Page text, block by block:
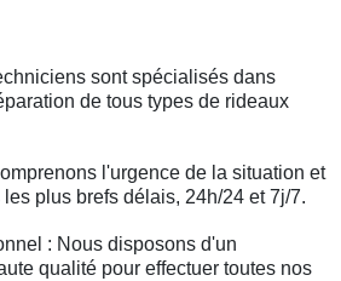
sont spécialisés dans
de tous types de rideaux
l'urgence de la situation et
plus brefs délais, 24h/24 et 7j/7.
: Nous disposons d'un
qualité pour effectuer toutes nos